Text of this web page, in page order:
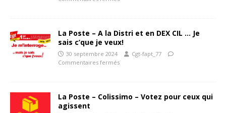
La Poste – A la Distri et en DEX CIL … Je
sais c’que je veux!
30 septembre 2024
Cgt-fapt_77
Commentaires fermés
La Poste – Colissimo – Votez pour ceux qui
agissent